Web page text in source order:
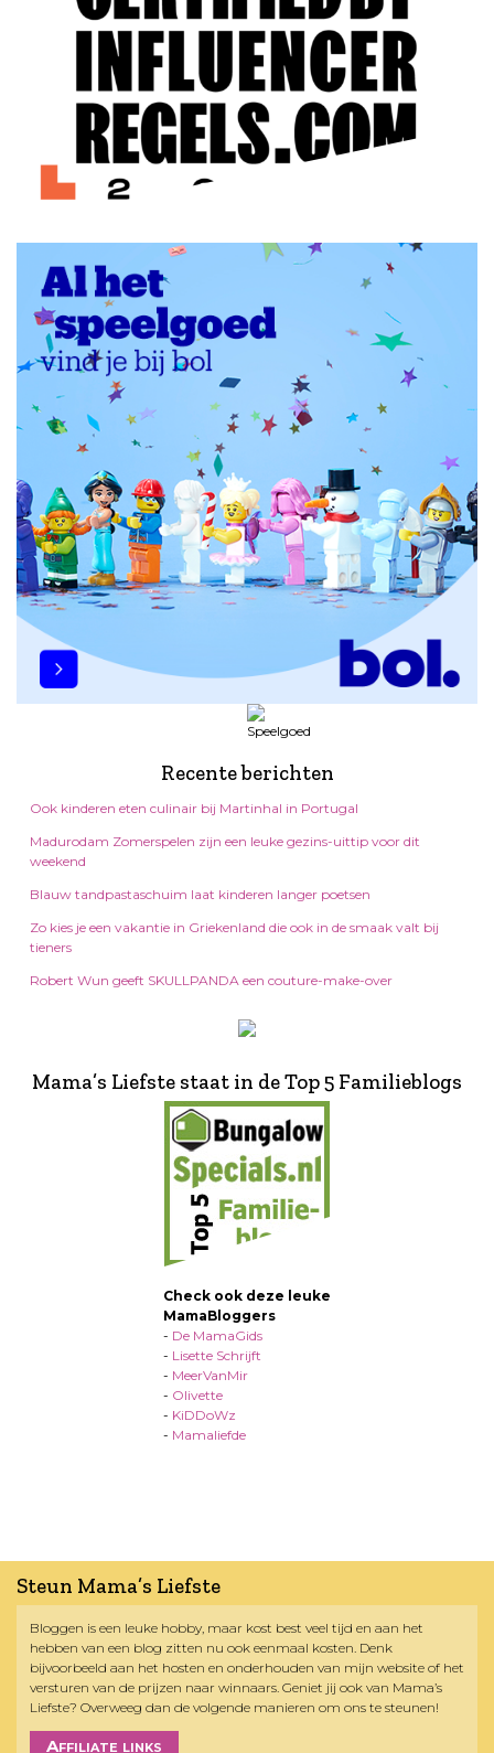
Recente berichten
Ook kinderen eten culinair bij Martinhal in Portugal
Madurodam Zomerspelen zijn een leuke gezins-uittip voor dit
weekend
Blauw tandpastaschuim laat kinderen langer poetsen
Zo kies je een vakantie in Griekenland die ook in de smaak valt bij
tieners
Robert Wun geeft SKULLPANDA een couture-make-over
Mama’s Liefste staat in de Top 5 Familieblogs
Check ook deze leuke
MamaBloggers
- De MamaGids
- Lisette Schrijft
- MeerVanMir
- Olivette
- KiDDoWz
- Mamaliefde
Steun Mama’s Liefste
Bloggen is een leuke hobby, maar kost best veel tijd en aan het
hebben van een blog zitten nu ook eenmaal kosten. Denk
bijvoorbeeld aan het hosten en onderhouden van mijn website of het
versturen van de prijzen naar winnaars. Geniet jij ook van Mama’s
Liefste? Overweeg dan de volgende manieren om ons te steunen!
Affiliate links